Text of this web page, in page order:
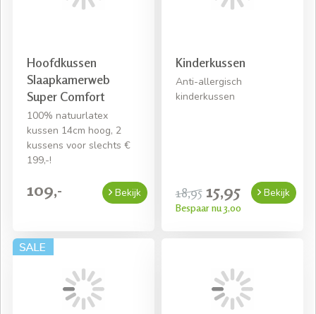
Gratis bezorging bij een bestelling van € 50,- aan
beddengoed
Hoofdkussen
Slaapkamerweb
Super Comfort
100% natuurlatex
kussen 14cm hoog, 2
kussens voor slechts €
199,-!
109,- Bekijk
Kinderkussen
Anti-allergisch
kinderkussen
18,95 15,95
Bespaar nu 3,00
Bekijk